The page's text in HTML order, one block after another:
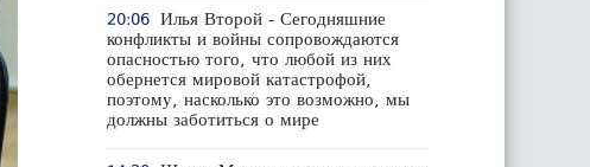
20:06 Илья Второй - Сегодняшние
конфликты и войны сопровождаются
опасностью того, что любой из них
обернется мировой катастрофой,
поэтому, насколько это возможно, мы
должны заботиться о мире